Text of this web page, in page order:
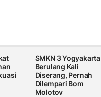
SMKN 3 Yogyakarta
Berulang Kali
Diserang, Pernah
Dilempari Bom
Molotov